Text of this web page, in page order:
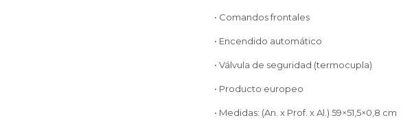
• Comandos frontales
• Encendido automático
• Válvula de seguridad (termocupla)
• Producto europeo
• Medidas: (An. x Prof. x Al.) 59×51,5×0,8 cm